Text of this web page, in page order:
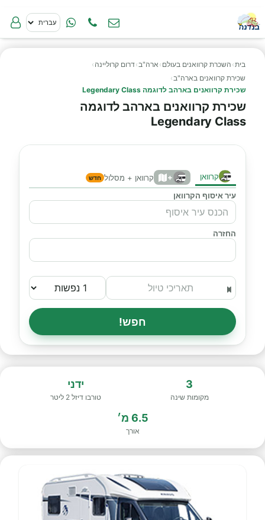
בית› השכרת קרוואנים בעולם › ארה"ב›דרום קרוליינה ›
שכירת קרוואנים בארה"ב›
שכירת קרוואנים בארהב לדוגמה Legendary Class
שכירת קרוואנים בארהב לדוגמה
Legendary Class
קרוואן + קרוואן + מסלול חדש
עיר איסוף הקרוואן
החזרה
חפש!
3
מקומות שינה
ידני
טורבו דיזל 2 ליטר
6.5 מ׳
אורך